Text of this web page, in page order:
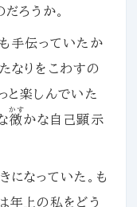
ろうか。
手伝っていたか
なりをこわすの
と楽しんでいた
微
かす
かな自己顕示
なっていた。も
年上の私をどう